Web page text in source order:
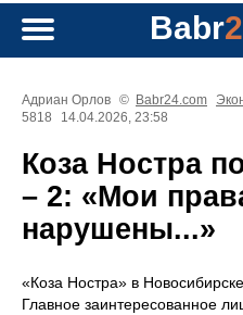
Babr
Адриан Орлов © Babr24.com
5818
14.04.2026, 23:58
Коза Ностра
– 2: «Мои
нарушены...»
«Коза Ностра» в
Главное заинтересованное